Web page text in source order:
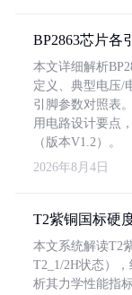
BP2863芯片各
本文详细解析
定义、典型电压/
引脚参数对照表
用电路设计要点
（版本V1.2）。
2026年8月4日
T2紫铜国标硬
本文系统解读T2
T2_1/2H状态）
析其力学性能指